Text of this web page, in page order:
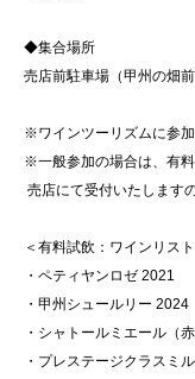
◆集合場所
売店前駐車場（甲州の畑前
※ワインツーリズムに参加
※一般参加の場合は、有料
売店にて受付いたします
＜有料試飲：ワインリスト
・ペティヤンロゼ 2021
・甲州シュールリー 2024
・シャトールミエール（
・プレステージクラスミ